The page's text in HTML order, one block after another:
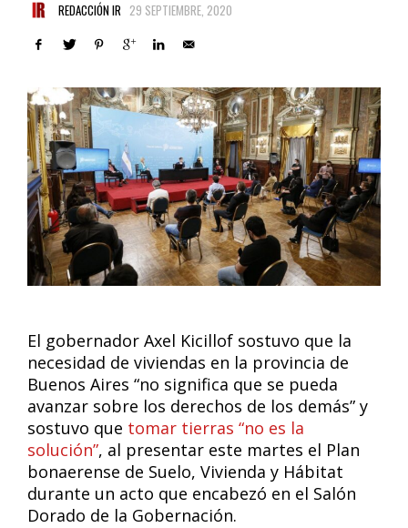
REDACCIÓN IR 29 SEPTIEMBRE, 2020
El gobernador Axel Kicillof sostuvo que la
necesidad de viviendas en la provincia de
Buenos Aires “no significa que se pueda
avanzar sobre los derechos de los demás” y
sostuvo que tomar tierras “no es la
solución”, al presentar este martes el Plan
bonaerense de Suelo, Vivienda y Hábitat
durante un acto que encabezó en el Salón
Dorado de la Gobernación.